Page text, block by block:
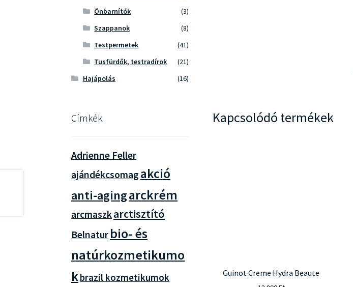
Kapcsolódó termékek
Guinot Creme Hydra Beaute
Önbarnítók
(3)
Szappanok
(8)
Testpermetek
(41)
Tusfürdők, testradírok
(21)
Hajápolás
(16)
Címkék
Adrienne Feller
ajándékcsomag akció
anti-agingarckrém
arcmaszkarctisztító
Belnatur bio- és
natúrkozmetikumo
kbrazil kozmetikumok